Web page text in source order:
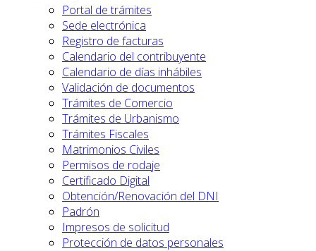
Portal de trámites
Sede electrónica
Registro de facturas
Calendario del contribuyente
Calendario de días inhábiles
Validación de documentos
Trámites de Comercio
Trámites de Urbanismo
Trámites Fiscales
Matrimonios Civiles
Permisos de rodaje
Certificado Digital
Obtención/Renovación del DNI
Padrón
Impresos de solicitud
Protección de datos personales